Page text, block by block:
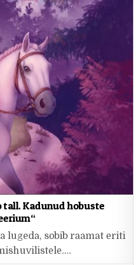
tall. Kadunud hobuste
lugeda, sobib raamat eriti